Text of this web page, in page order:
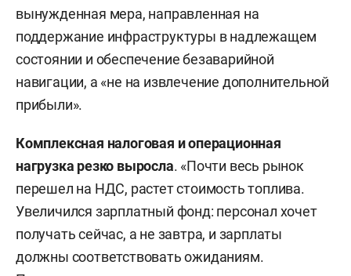
вынужденная мера, направленная на
поддержание инфраструктуры в надлежащем
состоянии и обеспечение безаварийной
навигации, а «не на извлечение дополнительной
прибыли».
Комплексная налоговая и операционная
нагрузка резко выросла. «Почти весь рынок
перешел на НДС, растет стоимость топлива.
Увеличился зарплатный фонд: персонал хочет
получать сейчас, а не завтра, и зарплаты
должны соответствовать ожиданиям.